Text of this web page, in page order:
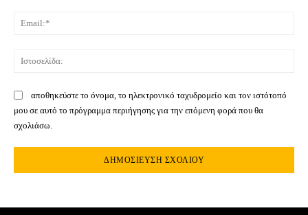
αποθηκεύστε το όνομα, το ηλεκτρονικό ταχυδρομείο και τον ιστότοπό
μου σε αυτό το πρόγραμμα περιήγησης για την επόμενη φορά που θα
σχολιάσω.